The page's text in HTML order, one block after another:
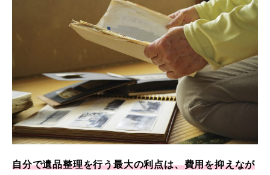
自分で遺品整理を行う最大の利点は、費用を抑えなが